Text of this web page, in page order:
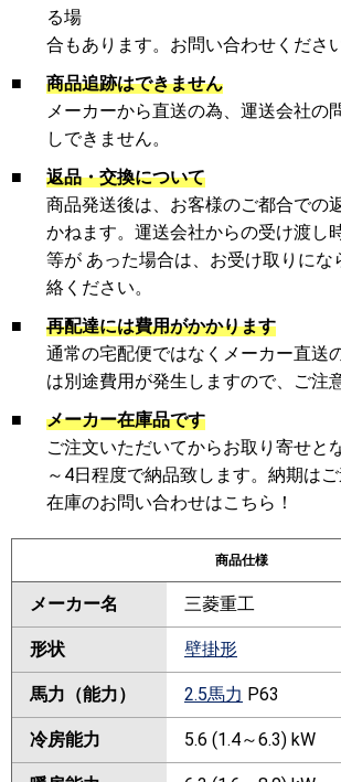
る場
合もあります。お問い合わせください
■
商品追跡はできません
メーカーから直送の為、運送会社の
しできません。
■
返品・交換について
商品発送後は、お客様のご都合での
かねます。運送会社からの受け渡し
等が あった場合は、お受け取りにな
絡ください。
■
再配達には費用がかかります
通常の宅配便ではなくメーカー直送
は別途費用が発生しますので、ご注
■
メーカー在庫品です
ご注文いただいてからお取り寄せと
～4日程度で納品致します。納期はご
在庫のお問い合わせはこちら！
商品仕様
メーカー名 三菱重工
形状 壁掛形
馬力（能力） 2.5馬力 P63
冷房能力 5.6 (1.4～6.3) kW